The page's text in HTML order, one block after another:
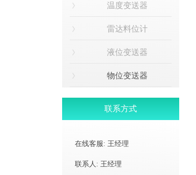
温度变送器
雷达料位计
液位变送器
物位变送器
联系方式
在线客服: 王经理
联系人: 王经理